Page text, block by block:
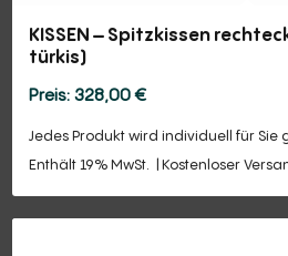
KISSEN – Spitzkissen
türkis)
328,00€
Jedes Produkt wird individuell für Sie
Enthält 19% MwSt.
Kostenloser